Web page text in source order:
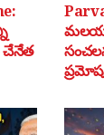
చేనేత